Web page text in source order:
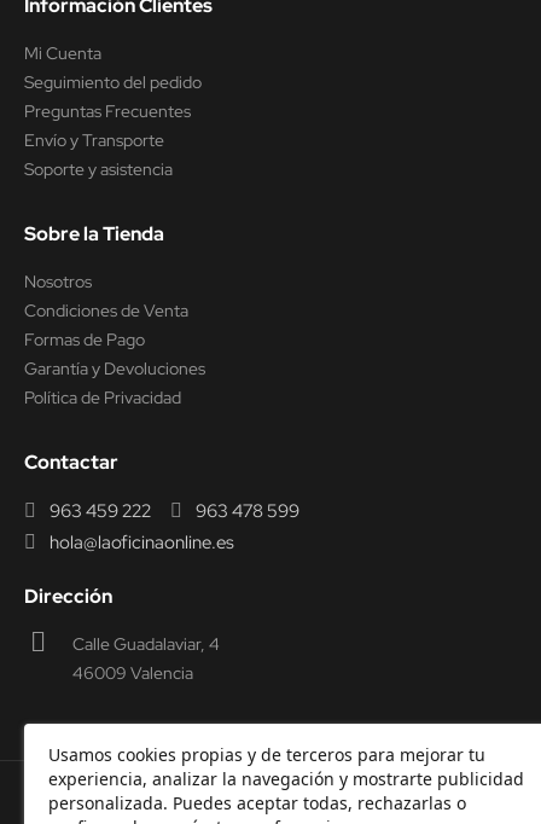
Usamos cookies propias y de terceros para mejorar tu
experiencia, analizar la navegación y mostrarte publicidad
personalizada. Puedes aceptar todas, rechazarlas o
Información Clientes
Mi Cuenta
Seguimiento del pedido
Preguntas Frecuentes
Envío y Transporte
Soporte y asistencia
Sobre la Tienda
Nosotros
Condiciones de Venta
Formas de Pago
Garantía y Devoluciones
Política de Privacidad
Contactar
963 459 222
963 478 599
hola@laoficinaonline.es
Dirección
Calle Guadalaviar, 4
46009 Valencia
© 2000-2026 Laoficinaonline.SIDEOFFICE, S.L. CIF